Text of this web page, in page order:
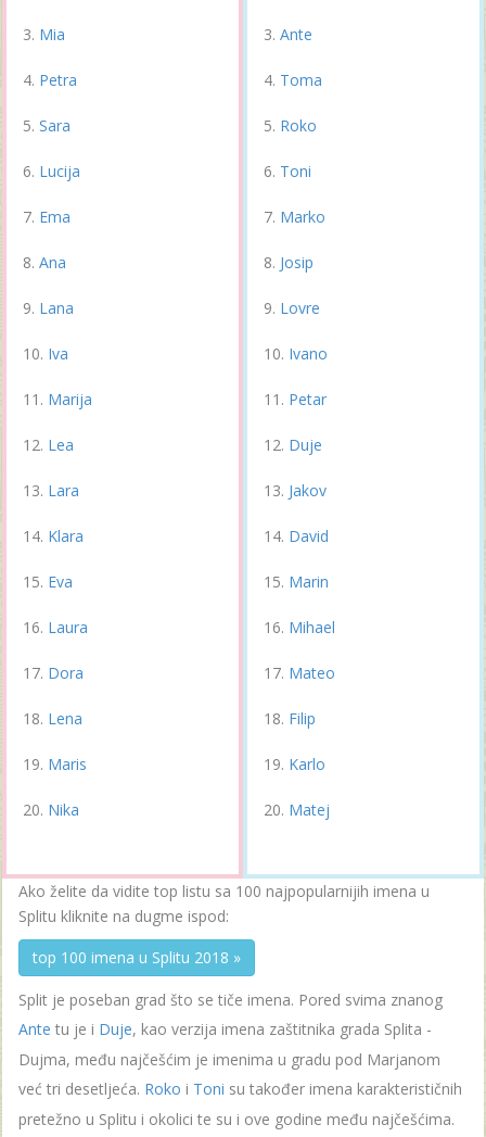
Mia
Petra
Sara
Lucija
Ema
Ana
Lana
Iva
Marija
Lea
Lara
Klara
Eva
Laura
Dora
Lena
Maris
Nika
Ante
Toma
Roko
Toni
Marko
Josip
Lovre
Ivano
Petar
Duje
Jakov
David
Marin
Mihael
Mateo
Filip
Karlo
Matej
Ako želite da vidite top listu sa 100 najpopularnijih imena u
Splitu kliknite na dugme ispod:
top 100 imena u Splitu 2018 »
Split je poseban grad što se tiče imena. Pored svima znanog
Ante tu je i Duje, kao verzija imena zaštitnika grada Splita -
Dujma, među najčešćim je imenima u gradu pod Marjanom
već tri desetljeća. Roko i Toni su također imena karakterističnih
pretežno u Splitu i okolici te su i ove godine među najčešćima.